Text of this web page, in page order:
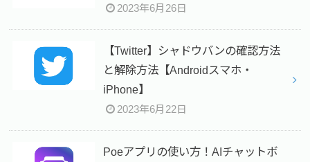
2023年6月26日
【Twitter】シャドウバンの確認方法
と解除方法【Androidスマホ・
iPhone】
2023年6月22日
Poeアプリの使い方！AIチャットボ